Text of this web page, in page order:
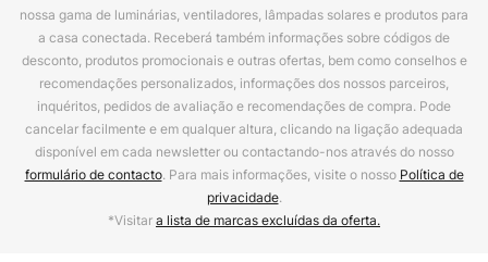
nossa gama de luminárias, ventiladores, lâmpadas solares e produtos para
a casa conectada. Receberá também informações sobre códigos de
desconto, produtos promocionais e outras ofertas, bem como conselhos e
recomendações personalizados, informações dos nossos parceiros,
inquéritos, pedidos de avaliação e recomendações de compra. Pode
cancelar facilmente e em qualquer altura, clicando na ligação adequada
disponível em cada newsletter ou contactando-nos através do nosso
formulário de contacto. Para mais informações, visite o nosso Política de
privacidade.
*Visitara lista de marcas excluídas da oferta.